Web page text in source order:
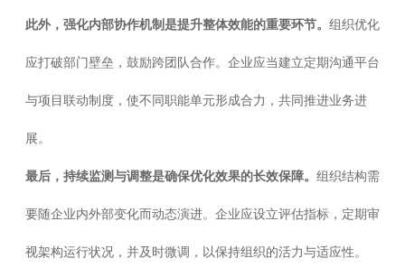
此外，强化内部协作机制是提升整体效能的重要环节。 组织优化
应打破部门壁垒，鼓励跨团队合作。企业应当建立定期沟通平台
与项目联动制度，使不同职能单元形成合力，共同推进业务进
展。
最后，持续监测与调整是确保优化效果的长效保障。 组织结构需
要随企业内外部变化而动态演进。企业应设立评估指标，定期审
视架构运行状况，并及时微调，以保持组织的活力与适应性。